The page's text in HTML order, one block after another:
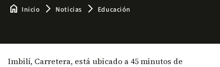
home Inicio arrow_forward_ios Noticias arrow_forward_ios Educación
Imbilí, Carretera, está ubicado a 45 minutos de